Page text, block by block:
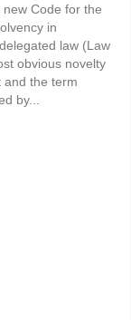
Code for the
in
law (Law
obvious novelty
and the term
by...